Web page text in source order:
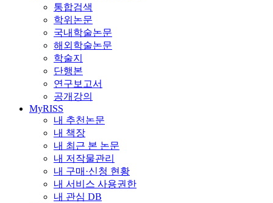
통합검색
학위논문
국내학술논문
해외학술논문
학술지
단행본
연구보고서
공개강의
MyRISS
내 추천논문
내 책장
내 최근 본 논문
내 저작물관리
내 구매·신청 현황
내 서비스 사용권한
내 관심 DB